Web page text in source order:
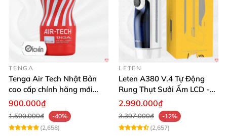
TENGA
Tenga Air Tech Nhật Bản
cao cấp chính hãng mới
seal giá tốt
900.000₫
1.500.000₫
-40%
(2,658)
LETEN
Leten A380 V.4 Tự Động
Rung Thụt Sưởi Ấm LCD -
Mua Ngay
2.990.000₫
3.397.000₫
-12%
(2,657)